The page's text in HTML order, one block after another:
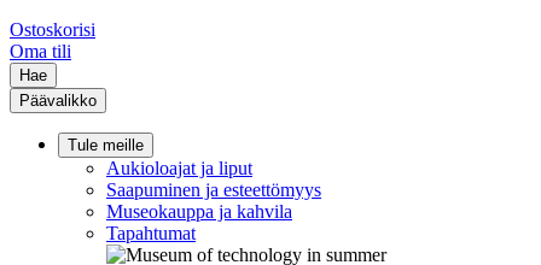
Ostoskorisi
Oma tili
Hae
Päävalikko
Tule meille
Aukioloajat ja liput
Saapuminen ja esteettömyys
Museokauppa ja kahvila
Tapahtumat